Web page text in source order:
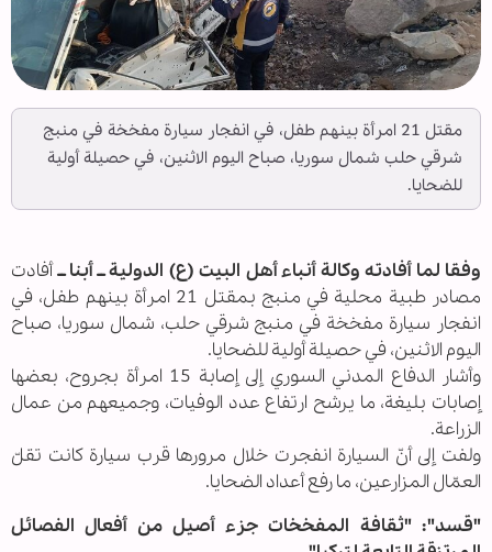
مقتل 21 امرأة بينهم طفل، في انفجار سيارة مفخخة في منبج
شرقي حلب شمال سوريا، صباح اليوم الاثنين، في حصيلة أولية
للضحايا.
وفقا لما أفادته وكالة أنباء أهل البيت (ع) الدولية ــ أبنا ــأفادت
مصادر طبية محلية في منبج بمقتل 21 امرأة بينهم طفل، في
انفجار سيارة مفخخة في منبج شرقي حلب، شمال سوريا، صباح
اليوم الاثنين، في حصيلة أولية للضحايا.
وأشار الدفاع المدني السوري إلى إصابة 15 امرأة بجروح، بعضها
إصابات بليغة، ما يرشح ارتفاع عدد الوفيات، وجميعهم من عمال
الزراعة.
ولفت إلى أنّ السيارة انفجرت خلال مرورها قرب سيارة كانت تقلّ
العمّال المزارعين، ما رفع أعداد الضحايا.
"قسد": "ثقافة المفخخات جزء أصيل من أفعال الفصائل